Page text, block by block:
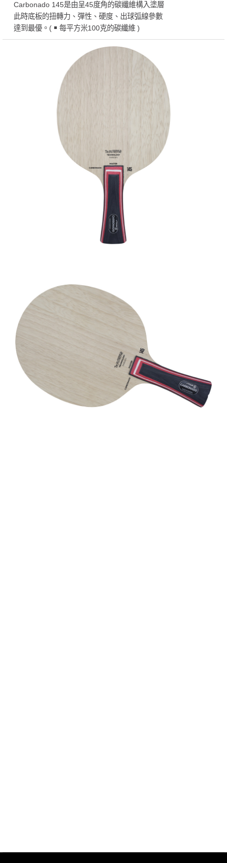
Carbonado 145是由呈45度角的碳纖維構入塗層
此時底板的扭轉力、彈性、硬度、出球弧線參數
達到最優。( ￭ 每平方米100克的碳纖維 )